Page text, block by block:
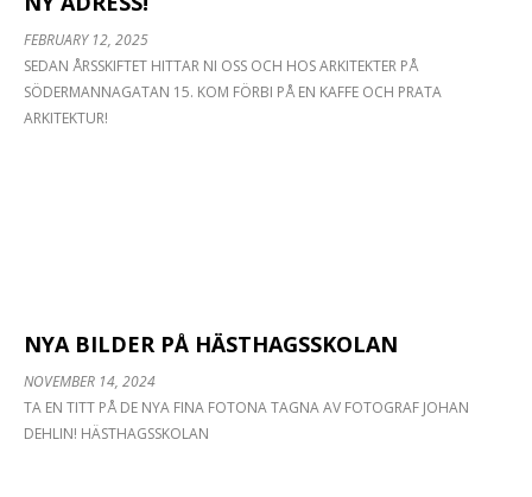
FEBRUARY 12, 2025
SEDAN ÅRSSKIFTET HITTAR NI OSS OCH HOS ARKITEKTER PÅ
SÖDERMANNAGATAN 15. KOM FÖRBI PÅ EN KAFFE OCH PRATA
ARKITEKTUR!
NYA BILDER PÅ HÄSTHAGSSKOLAN
NOVEMBER 14, 2024
TA EN TITT PÅ DE NYA FINA FOTONA TAGNA AV FOTOGRAF JOHAN
DEHLIN! HÄSTHAGSSKOLAN